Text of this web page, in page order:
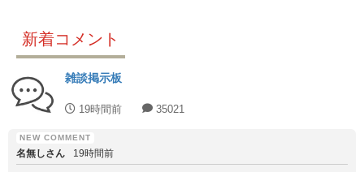
新着コメント
雑談掲示板
19時間前 35021
名無しさん 19時間前